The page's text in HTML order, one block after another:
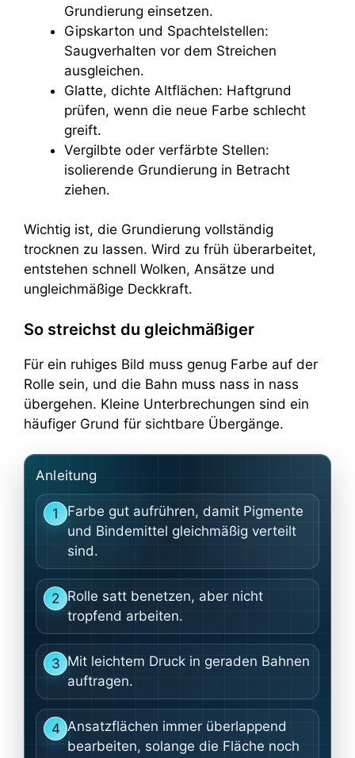
Grundierung einsetzen.
Gipskarton und Spachtelstellen:
Saugverhalten vor dem Streichen
ausgleichen.
Glatte, dichte Altflächen: Haftgrund
prüfen, wenn die neue Farbe schlecht
greift.
Vergilbte oder verfärbte Stellen:
isolierende Grundierung in Betracht
ziehen.
Wichtig ist, die Grundierung vollständig
trocknen zu lassen. Wird zu früh überarbeitet,
entstehen schnell Wolken, Ansätze und
ungleichmäßige Deckkraft.
So streichst du gleichmäßiger
Für ein ruhiges Bild muss genug Farbe auf der
Rolle sein, und die Bahn muss nass in nass
übergehen. Kleine Unterbrechungen sind ein
häufiger Grund für sichtbare Übergänge.
Anleitung
1 Farbe gut aufrühren, damit Pigmente
und Bindemittel gleichmäßig verteilt
sind.
2 Rolle satt benetzen, aber nicht
tropfend arbeiten.
3 Mit leichtem Druck in geraden Bahnen
auftragen.
4 Ansatzflächen immer überlappend
bearbeiten, solange die Fläche noch